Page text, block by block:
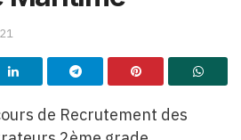
de Recrutement des